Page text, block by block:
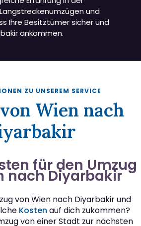
und
Ihre Besitztümer sicher und
ankommen.
ZU UNSEREM SERVICE
Wien nach
für den Umzug
nach Diyarbakir
von Wien nach Diyarbakir und
Kosten auf dich zukommen?
von einer Stadt zur nächsten